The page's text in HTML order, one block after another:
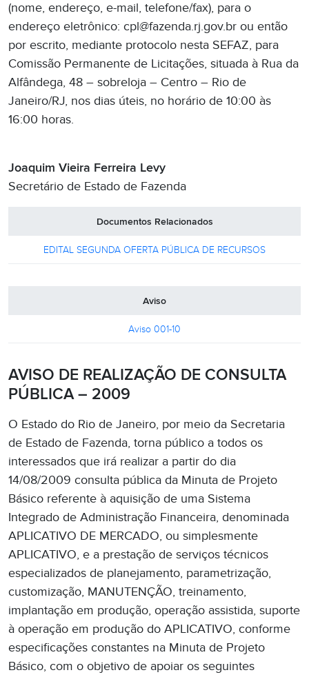
(nome, endereço, e-mail, telefone/fax), para o
endereço eletrônico: cpl@fazenda.rj.gov.br ou então
por escrito, mediante protocolo nesta SEFAZ, para
Comissão Permanente de Licitações, situada à Rua da
Alfândega, 48 – sobreloja – Centro – Rio de
Janeiro/RJ, nos dias úteis, no horário de 10:00 às
16:00 horas.
Joaquim Vieira Ferreira Levy
Secretário de Estado de Fazenda
Documentos Relacionados
EDITAL SEGUNDA OFERTA PÚBLICA DE RECURSOS
Aviso
Aviso 001-10
AVISO DE REALIZAÇÃO DE CONSULTA
PÚBLICA – 2009
O Estado do Rio de Janeiro, por meio da Secretaria
de Estado de Fazenda, torna público a todos os
interessados que irá realizar a partir do dia
14/08/2009 consulta pública da Minuta de Projeto
Básico referente à aquisição de uma Sistema
Integrado de Administração Financeira, denominada
APLICATIVO DE MERCADO, ou simplesmente
APLICATIVO, e a prestação de serviços técnicos
especializados de planejamento, parametrização,
customização, MANUTENÇÃO, treinamento,
implantação em produção, operação assistida, suporte
à operação em produção do APLICATIVO, conforme
especificações constantes na Minuta de Projeto
Básico, com o objetivo de apoiar os seguintes